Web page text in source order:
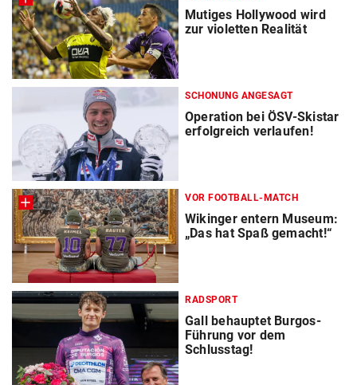
Mutiges Hollywood wird
zur violetten Realität
SCHONUNG ANGESAGT
Operation bei ÖSV-Skistar
erfolgreich verlaufen!
VOR FOOTBALL-MATCH
Wikinger entern Museum:
„Das hat Spaß gemacht!“
RADSPORT
Gall behauptet Burgos-
Führung vor dem
Schlusstag!